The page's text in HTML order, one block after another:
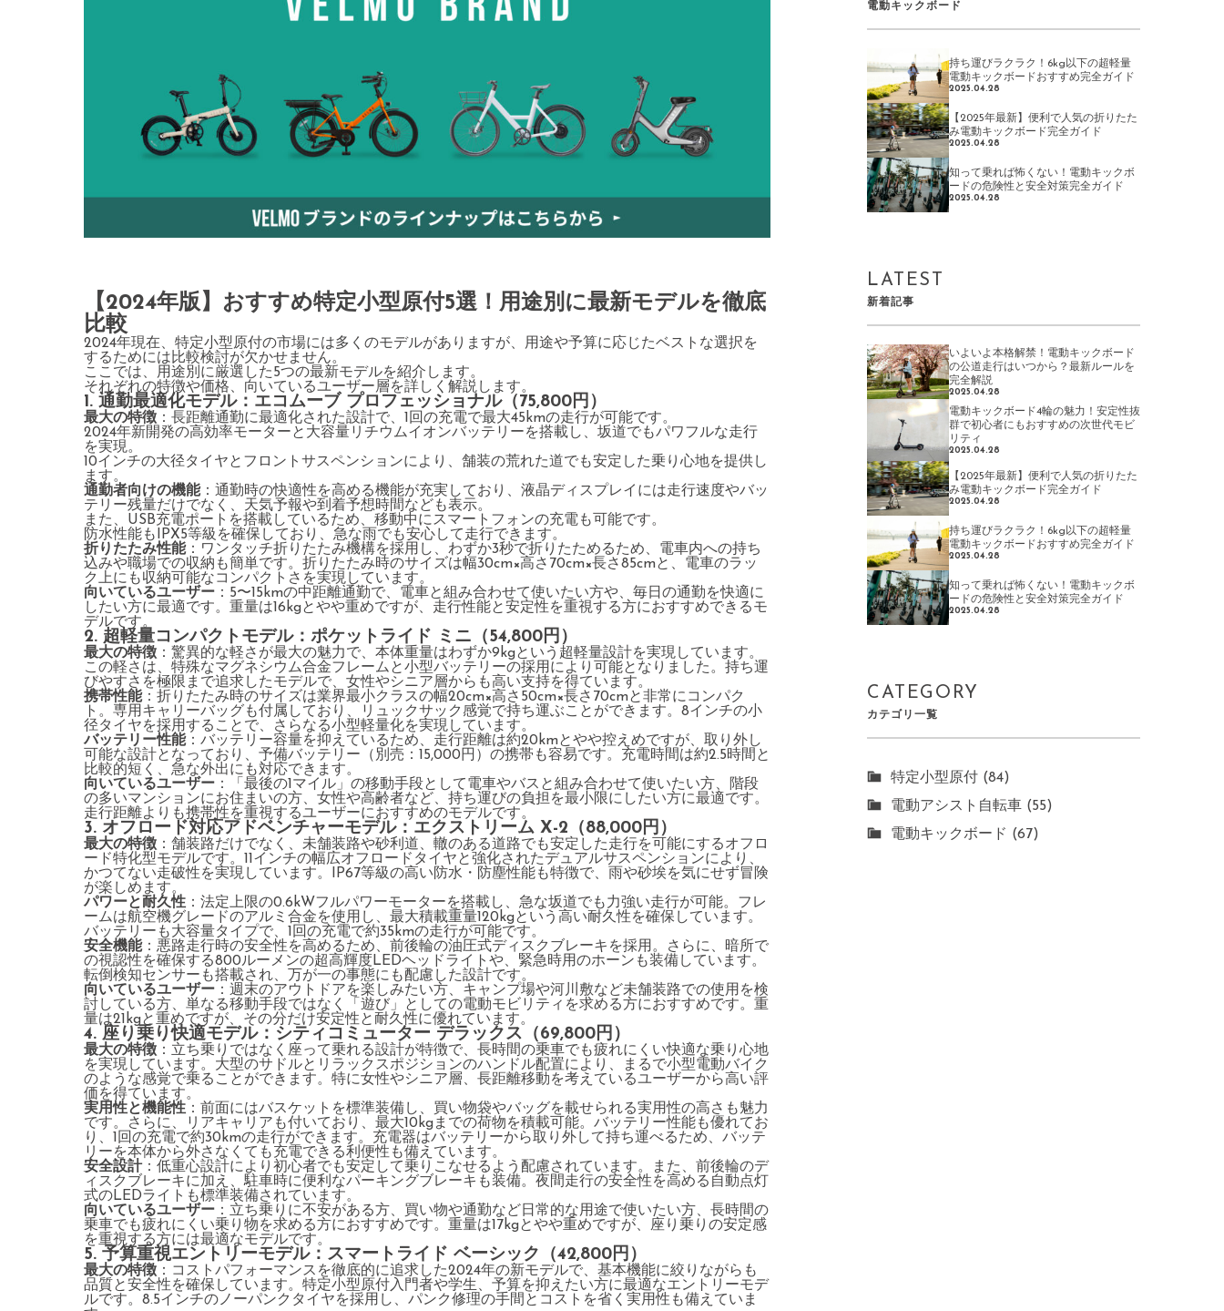
【2024年版】おすすめ特定小型原付5選！用途別に最新モデルを徹底
比較
2024年現在、特定小型原付の市場には多くのモデルがありますが、用途や予算に応じたベストな選択を
するためには比較検討が欠かせません。
ここでは、用途別に厳選した5つの最新モデルを紹介します。
それぞれの特徴や価格、向いているユーザー層を詳しく解説します。
1. 通勤最適化モデル：エコムーブ プロフェッショナル（75,800円）
最大の特徴 ：長距離通勤に最適化された設計で、1回の充電で最大45kmの走行が可能です。
2024年新開発の高効率モーターと大容量リチウムイオンバッテリーを搭載し、坂道でもパワフルな走行
を実現。
10インチの大径タイヤとフロントサスペンションにより、舗装の荒れた道でも安定した乗り心地を提供し
ます。
通勤者向けの機能：通勤時の快適性を高める機能が充実しており、液晶ディスプレイには走行速度やバッ
テリー残量だけでなく、天気予報や到着予想時間なども表示。
また、USB充電ポートを搭載しているため、移動中にスマートフォンの充電も可能です。
防水性能もIPX5等級を確保しており、急な雨でも安心して走行できます。
折りたたみ性能：ワンタッチ折りたたみ機構を採用し、わずか3秒で折りたためるため、電車内への持ち
込みや職場での収納も簡単です。折りたたみ時のサイズは幅30cm×高さ70cm×長さ85cmと、電車のラッ
ク上にも収納可能なコンパクトさを実現しています。
向いているユーザー ：5〜15kmの中距離通勤で、電車と組み合わせて使いたい方や、毎日の通勤を快適に
したい方に最適です。重量は16kgとやや重めですが、走行性能と安定性を重視する方におすすめできるモ
デルです。
2. 超軽量コンパクトモデル：ポケットライド ミニ（54,800円）
最大の特徴 ：驚異的な軽さが最大の魅力で、本体重量はわずか9kgという超軽量設計を実現しています。
この軽さは、特殊なマグネシウム合金フレームと小型バッテリーの採用により可能となりました。持ち運
びやすさを極限まで追求したモデルで、女性やシニア層からも高い支持を得ています。
携帯性能：折りたたみ時のサイズは業界最小クラスの幅20cm×高さ50cm×長さ70cmと非常にコンパク
ト。専用キャリーバッグも付属しており、リュックサック感覚で持ち運ぶことができます。8インチの小
径タイヤを採用することで、さらなる小型軽量化を実現しています。
バッテリー性能：バッテリー容量を抑えているため、走行距離は約20kmとやや控えめですが、取り外し
可能な設計となっており、予備バッテリー（別売：15,000円）の携帯も容易です。充電時間は約2.5時間と
比較的短く、急な外出にも対応できます。
向いているユーザー ：「最後の1マイル」の移動手段として電車やバスと組み合わせて使いたい方、階段
の多いマンションにお住まいの方、女性や高齢者など、持ち運びの負担を最小限にしたい方に最適です。
走行距離よりも携帯性を重視するユーザーにおすすめのモデルです。
3. オフロード対応アドベンチャーモデル：エクストリーム X-2（88,000円）
最大の特徴 ：舗装路だけでなく、未舗装路や砂利道、轍のある道路でも安定した走行を可能にするオフロ
ード特化型モデルです。11インチの幅広オフロードタイヤと強化されたデュアルサスペンションにより、
かつてない走破性を実現しています。IP67等級の高い防水・防塵性能も特徴で、雨や砂埃を気にせず冒険
が楽しめます。
パワーと耐久性 ：法定上限の0.6kWフルパワーモーターを搭載し、急な坂道でも力強い走行が可能。フレ
ームは航空機グレードのアルミ合金を使用し、最大積載重量120kgという高い耐久性を確保しています。
バッテリーも大容量タイプで、1回の充電で約35kmの走行が可能です。
安全機能：悪路走行時の安全性を高めるため、前後輪の油圧式ディスクブレーキを採用。さらに、暗所で
の視認性を確保する800ルーメンの超高輝度LEDヘッドライトや、緊急時用のホーンも装備しています。
転倒検知センサーも搭載され、万が一の事態にも配慮した設計です。
向いているユーザー ：週末のアウトドアを楽しみたい方、キャンプ場や河川敷など未舗装路での使用を検
討している方、単なる移動手段ではなく「遊び」としての電動モビリティを求める方におすすめです。重
量は21kgと重めですが、その分だけ安定性と耐久性に優れています。
4. 座り乗り快適モデル：シティコミューター デラックス（69,800円）
最大の特徴 ：立ち乗りではなく座って乗れる設計が特徴で、長時間の乗車でも疲れにくい快適な乗り心地
を実現しています。大型のサドルとリラックスポジションのハンドル配置により、まるで小型電動バイク
のような感覚で乗ることができます。特に女性やシニア層、長距離移動を考えているユーザーから高い評
価を得ています。
実用性と機能性 ：前面にはバスケットを標準装備し、買い物袋やバッグを載せられる実用性の高さも魅力
です。さらに、リアキャリアも付いており、最大10kgまでの荷物を積載可能。バッテリー性能も優れてお
り、1回の充電で約30kmの走行ができます。充電器はバッテリーから取り外して持ち運べるため、バッテ
リーを本体から外さなくても充電できる利便性も備えています。
安全設計：低重心設計により初心者でも安定して乗りこなせるよう配慮されています。また、前後輪のデ
ィスクブレーキに加え、駐車時に便利なパーキングブレーキも装備。夜間走行の安全性を高める自動点灯
式のLEDライトも標準装備されています。
向いているユーザー ：立ち乗りに不安がある方、買い物や通勤など日常的な用途で使いたい方、長時間の
乗車でも疲れにくい乗り物を求める方におすすめです。重量は17kgとやや重めですが、座り乗りの安定感
を重視する方には最適なモデルです。
5. 予算重視エントリーモデル：スマートライド ベーシック（42,800円）
最大の特徴 ：コストパフォーマンスを徹底的に追求した2024年の新モデルで、基本機能に絞りながらも
品質と安全性を確保しています。特定小型原付入門者や学生、予算を抑えたい方に最適なエントリーモデ
ルです。8.5インチのノーパンクタイヤを採用し、パンク修理の手間とコストを省く実用性も備えていま
電動キックボード
持ち運びラクラク！6kg以下の超軽量
電動キックボードおすすめ完全ガイド
2025.04.28
【2025年最新】便利で人気の折りたた
み電動キックボード完全ガイド
2025.04.28
知って乗れば怖くない！電動キックボ
ードの危険性と安全対策完全ガイド
2025.04.28
LATEST
新着記事
いよいよ本格解禁！電動キックボード
の公道走行はいつから？最新ルールを
完全解説
2025.04.28
電動キックボード4輪の魅力！安定性抜
群で初心者にもおすすめの次世代モビ
リティ
2025.04.28
【2025年最新】便利で人気の折りたた
み電動キックボード完全ガイド
2025.04.28
持ち運びラクラク！6kg以下の超軽量
電動キックボードおすすめ完全ガイド
2025.04.28
知って乗れば怖くない！電動キックボ
ードの危険性と安全対策完全ガイド
2025.04.28
CATEGORY
カテゴリ一覧
特定小型原付 (84)
電動アシスト自転車 (55)
電動キックボード (67)